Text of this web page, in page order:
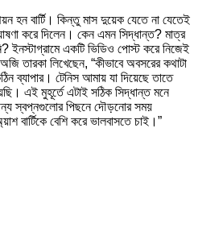
হন বার্টি। কিন্তু মাস দুয়েক যেতে না যেতেই
করে দিলেন। কেন এমন সিদ্ধান্ত? মাত্র
ইনস্টাগ্রামে একটি ভিডিও পোস্ট করে নিজেই
তারকা লিখেছেন, “কীভাবে অবসরের কথাটা
ব্যাপার। টেনিস আমায় যা দিয়েছে তাতে
এই মুহূর্তে এটাই সঠিক সিদ্ধান্ত মনে
স্বপ্নগুলোর পিছনে দৌড়নোর সময়
বার্টিকে বেশি করে ভালবাসতে চাই।”